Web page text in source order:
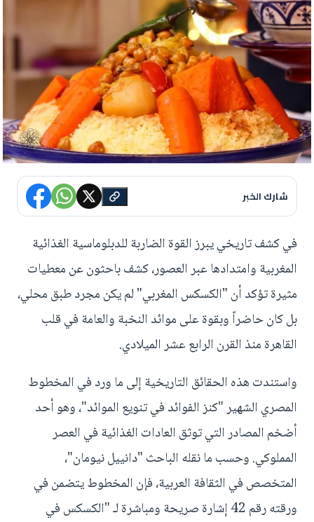
شارك الخبر
في كشف تاريخي يبرز القوة الضاربة للدبلوماسية الغذائية
المغربية وامتدادها عبر العصور، كشف باحثون عن معطيات
مثيرة تؤكد أن "الكسكس المغربي" لم يكن مجرد طبق محلي،
بل كان حاضراً وبقوة على موائد النخبة والعامة في قلب
القاهرة منذ القرن الرابع عشر الميلادي.
واستندت هذه الحقائق التاريخية إلى ما ورد في المخطوط
المصري الشهير "كنز الفوائد في تنويع الموائد"، وهو أحد
أضخم المصادر التي توثق العادات الغذائية في العصر
المملوكي. وحسب ما نقله الباحث "دانييل نيومان"،
المتخصص في الثقافة العربية، فإن المخطوط يتضمن في
ورقته رقم 42 إشارة صريحة ومباشرة لـ "الكسكس في